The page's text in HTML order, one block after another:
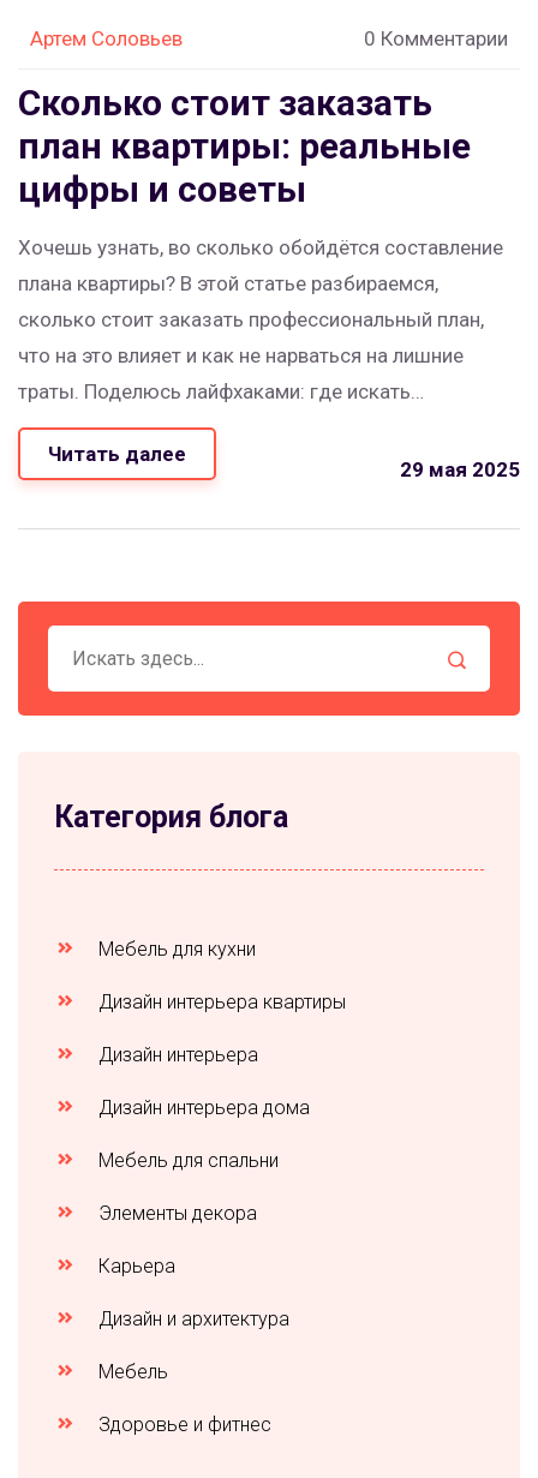
Артем Соловьев 0 Комментарии
Сколько стоит заказать
план квартиры: реальные
цифры и советы
Хочешь узнать, во сколько обойдётся составление
плана квартиры? В этой статье разбираемся,
сколько стоит заказать профессиональный план,
что на это влияет и как не нарваться на лишние
траты. Поделюсь лайфхаками: где искать
специалистов, какие детали обсудить на старте и как
не переплатить. Всё честно, без сухой теории и
действовать.
Читать далее
29 мая 2025
Категория блога
Мебель для кухни
Дизайн интерьера квартиры
Дизайн интерьера
Дизайн интерьера дома
Мебель для спальни
Элементы декора
Карьера
Дизайн и архитектура
Мебель
Здоровье и фитнес